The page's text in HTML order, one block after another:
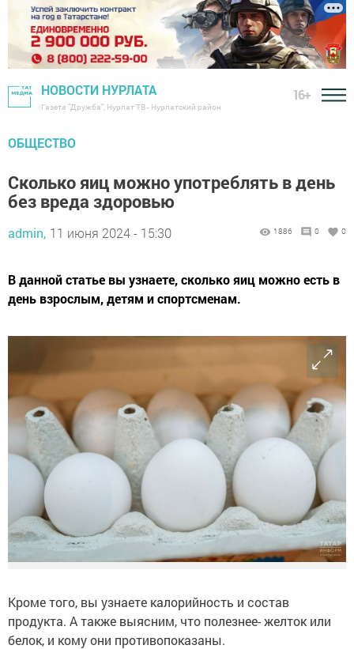
НОВОСТИ НУРЛАТА
Газета "Дружба", Нурлат ТВ - Нурлатский район
16+
ОБЩЕСТВО
Сколько яиц можно употреблять в день
без вреда здоровью
admin, 11 июня 2024 - 15:30 1886 0 0
В данной статье вы узнаете, сколько яиц можно есть в
день взрослым, детям и спортсменам.
Кроме того, вы узнаете калорийность и состав
продукта. А также выясним, что полезнее- желток или
белок, и кому они противопоказаны.